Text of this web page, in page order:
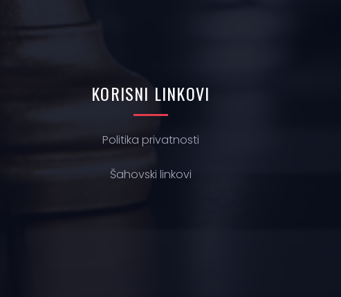
KORISNI LINKOVI
Politika privatnosti
Šahovski linkovi